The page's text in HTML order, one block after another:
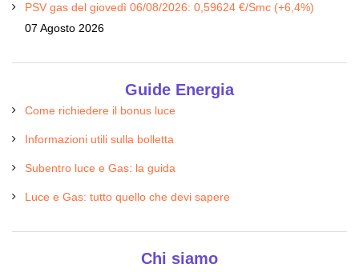
PSV gas del giovedì 06/08/2026: 0,59624 €/Smc (+6,4%)
07 Agosto 2026
Guide Energia
Come richiedere il bonus luce
Informazioni utili sulla bolletta
Subentro luce e Gas: la guida
Luce e Gas: tutto quello che devi sapere
Chi siamo